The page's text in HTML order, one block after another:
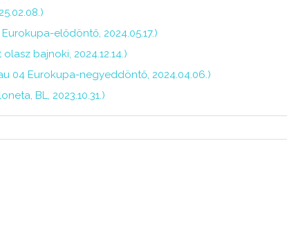
elődöntő, 2024.05.17.)
bajnoki, 2024.12.14.)
04 Eurokupa-negyeddöntő, 2024.04.06.)
BL, 2023.10.31.)